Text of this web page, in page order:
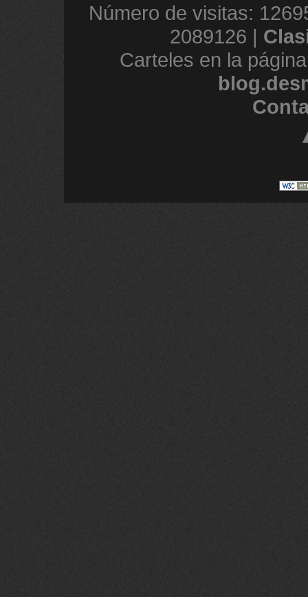
Número de visitas:
2089126 |
Carteles en la